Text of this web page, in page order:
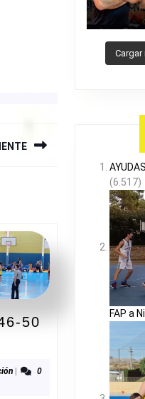
50
Redacción
0
Cargar
(6.517)
FAP a